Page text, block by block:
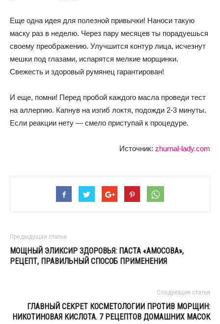
Еще одна идея для полезной привычки! Наноси такую
маску раз в неделю. Через пару месяцев ты порадуешься
своему преображению. Улучшится контур лица, исчезнут
мешки под глазами, испарятся мелкие морщинки.
Свежесть и здоровый румянец гарантирован!
И еще, помни! Перед пробой каждого масла проведи тест
на аллергию. Капнув на изгиб локтя, подожди 2-3 минуты.
Если реакции нету — смело приступай к процедуре.
Источник: zhurnal-lady.com
Предыдущая статья
МОЩНЫЙ ЭЛИКСИР ЗДОРОВЬЯ: ПАСТА «АМОСОВА»,
РЕЦЕПТ, ПРАВИЛЬНЫЙ СПОСОБ ПРИМЕНЕНИЯ
Следующая статья
ГЛАВНЫЙ СЕКРЕТ КОСМЕТОЛОГИИ ПРОТИВ МОРЩИН:
НИКОТИНОВАЯ КИСЛОТА. 7 РЕЦЕПТОВ ДОМАШНИХ МАСОК